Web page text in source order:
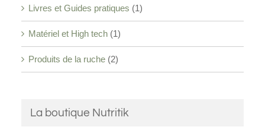
Livres et Guides pratiques (1)
Matériel et High tech (1)
Produits de la ruche (2)
La boutique Nutritik